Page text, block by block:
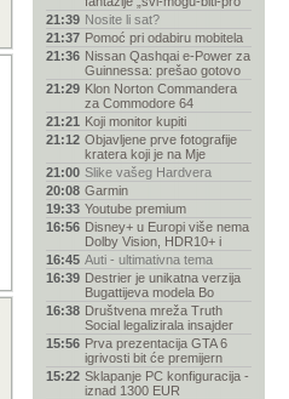
21:39 Nosite li sat?
21:37 Pomoć pri odabiru mobitela
21:36 Nissan Qashqai e-Power za
Guinnessa: prešao gotovo
21:29 Klon Norton Commandera
za Commodore 64
21:21 Koji monitor kupiti
21:12 Objavljene prve fotografije
kratera koji je na Mje
21:00 Slike vašeg Hardvera
20:08 Garmin
19:33 Youtube premium
16:56 Disney+ u Europi više nema
Dolby Vision, HDR10+ i
16:45 Auti - ultimativna tema
16:39 Destrier je unikatna verzija
Bugattijeva modela Bo
16:38 Društvena mreža Truth
Social legalizirala insajder
15:56 Prva prezentacija GTA 6
igrivosti bit će premijern
15:22 Sklapanje PC konfiguracija -
iznad 1300 EUR